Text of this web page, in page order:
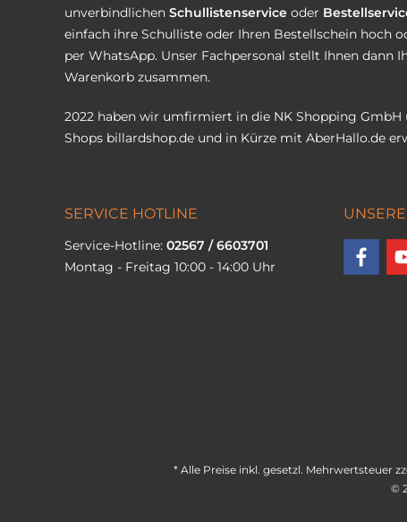
unverbindlichen Schullistenservice oder
einfach ihre Schulliste oder Ihren Bestellschein hoch
per WhatsApp. Unser Fachpersonal stellt Ihnen dann
Warenkorb zusammen.
2022 haben wir umfirmiert in die NK Shopping
Shops billardshop.de und in Kürze mit AberHallo.de
SERVICE HOTLINE
Service-Hotline: 02567 / 6603701
Montag - Freitag 10:00 - 14:00 Uhr
* Alle Preise inkl. gesetzl. Mehrwertsteuer
©